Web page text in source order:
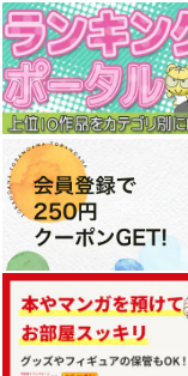
AbsoluteZero
990円（税込）
依神紫苑
サンプル
作品詳細